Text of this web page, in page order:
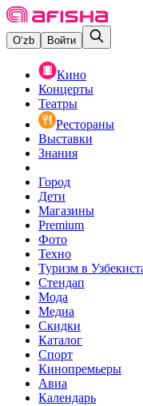
O‘zb Войти
Кино
Концерты
Театры
Рестораны
Выставки
Знания
Город
Дети
Магазины
Premium
Фото
Техно
Туризм в
Стендап
Мода
Медиа
Скидки
Каталог
Спорт
Кинопремьеры
Авиа
Календарь